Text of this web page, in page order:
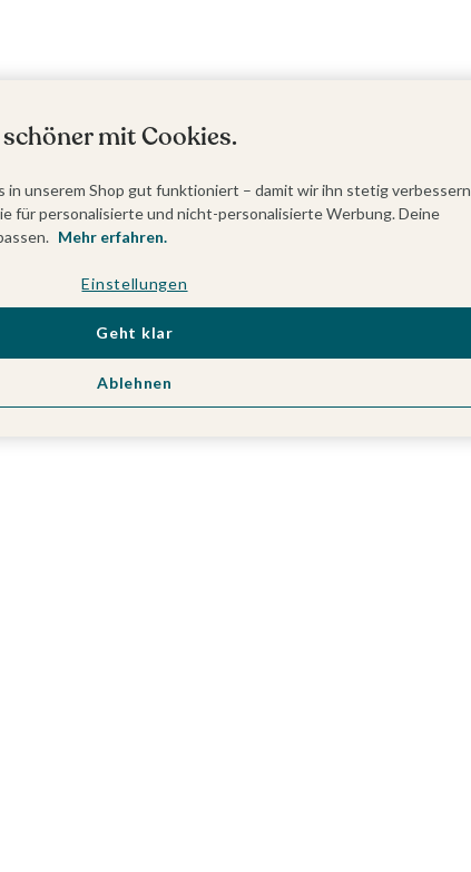
mit Cookies.
in unserem Shop gut funktioniert – damit wir ihn stetig verbessern
für personalisierte und nicht-personalisierte Werbung. Deine
Mehr erfahren.
Einstellungen
Ablehnen
Geht klar